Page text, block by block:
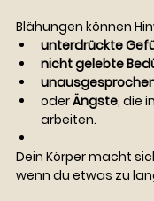
Blähungen können
unterdrückte
nicht gelebte
oder Ängste, die
arbeiten.
Dein Körper macht
wenn du etwas zu